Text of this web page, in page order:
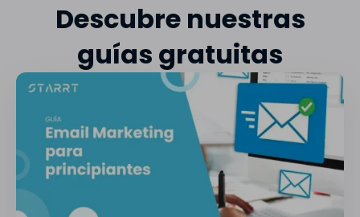
Descubre nuestras
guías gratuitas